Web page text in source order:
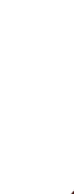
Votre partenaire
management,
digitalisation, la